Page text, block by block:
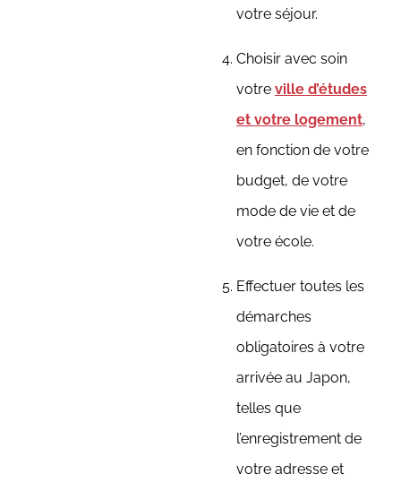
votre séjour.
Choisir avec soin
votre ville d’études
et votre logement,
en fonction de votre
budget, de votre
mode de vie et de
votre école.
Effectuer toutes les
démarches
obligatoires à votre
arrivée au Japon,
telles que
l’enregistrement de
votre adresse et